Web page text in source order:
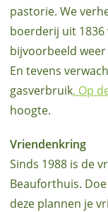
pastorie. We
boerderij uit
bijvoorbeeld
En tevens
gasverbruik. Op
hoogte.
Vriendenkring
Sinds 1988 is de
Beauforthuis.
deze plannen je